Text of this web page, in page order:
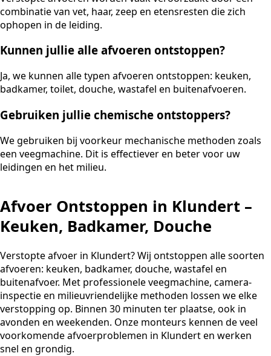
combinatie van vet, haar, zeep en etensresten die zich
ophopen in de leiding.
Kunnen jullie alle afvoeren ontstoppen?
Ja, we kunnen alle typen afvoeren ontstoppen: keuken,
badkamer, toilet, douche, wastafel en buitenafvoeren.
Gebruiken jullie chemische ontstoppers?
We gebruiken bij voorkeur mechanische methoden zoals
een veegmachine. Dit is effectiever en beter voor uw
leidingen en het milieu.
Afvoer Ontstoppen in Klundert –
Keuken, Badkamer, Douche
Verstopte afvoer in Klundert? Wij ontstoppen alle soorten
afvoeren: keuken, badkamer, douche, wastafel en
buitenafvoer. Met professionele veegmachine, camera-
inspectie en milieuvriendelijke methoden lossen we elke
verstopping op. Binnen 30 minuten ter plaatse, ook in
avonden en weekenden. Onze monteurs kennen de veel
voorkomende afvoerproblemen in Klundert en werken
snel en grondig.